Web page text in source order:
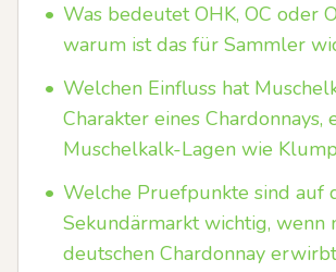
• Was bedeutet OHK, OC oder
warum ist das für Sammler
• Welchen Einfluss hat
Charakter eines Chardonnays,
Muschelkalk-Lagen wie
• Welche Pruefpunkte sind auf
Sekundärmarkt wichtig, wenn
deutschen Chardonnay